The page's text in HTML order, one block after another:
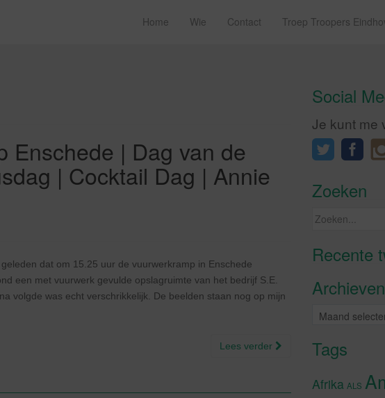
Home Wie Contact Troep Troopers
Enschede | Dag van de
| Cocktail Dag | Annie
dat om 15.25 uur de vuurwerkramp in Enschede
een met vuurwerk gevulde opslagruimte van het bedrijf S.E.
volgde was echt verschrikkelijk. De beelden staan nog op mijn
Lees verder
Social
Je kunt me
Zoeken
Zoeken
Recente
Archieven
Archieven
Tags
Afrika ALS